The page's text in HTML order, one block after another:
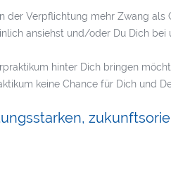
der Verpflichtung mehr Zwang als
ansiehst und/oder Du Dich
hinter Dich bringen
keine Chance für Dich und